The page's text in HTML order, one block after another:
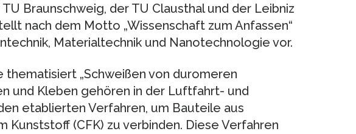
Braunschweig, der TU Clausthal und der Leibniz
nach dem Motto „Wissenschaft zum Anfassen“
Materialtechnik und Nanotechnologie vor.
thematisiert „Schweißen von duromeren
und Kleben gehören in der Luftfahrt- und
etablierten Verfahren, um Bauteile aus
Kunststoff (CFK) zu verbinden. Diese Verfahren